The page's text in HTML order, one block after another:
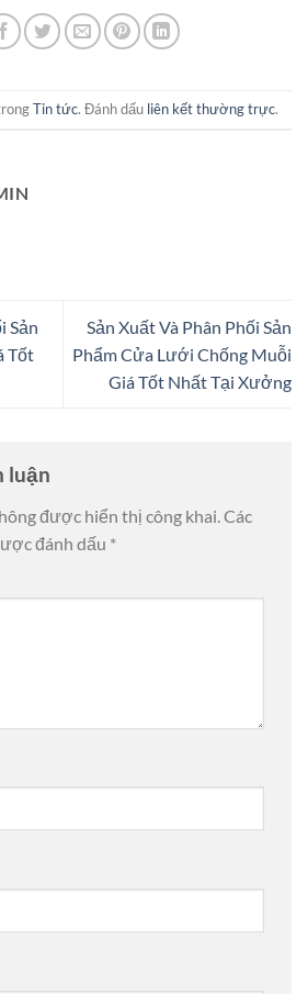
Tin tức. Đánh dấu liên kết thường trực.
Sản
Tốt
Sản Xuất Và Phân Phối Sản
Phẩm Cửa Lưới Chống Muỗi
Giá Tốt Nhất Tại Xưởng
luận
được hiển thị công khai. Các
đánh dấu *